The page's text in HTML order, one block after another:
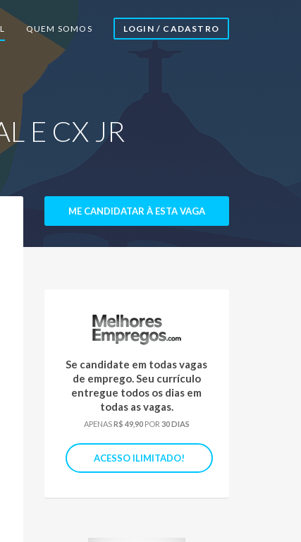
QUEM SOMOS LOGIN / CADASTRO
E CX JR
ME CANDIDATAR À ESTA VAGA
Se candidate em todas vagas
de emprego. Seu currículo
entregue todos os dias em
todas as vagas.
APENASR$ 49,90POR 30 DIAS
ACESSO ILIMITADO!